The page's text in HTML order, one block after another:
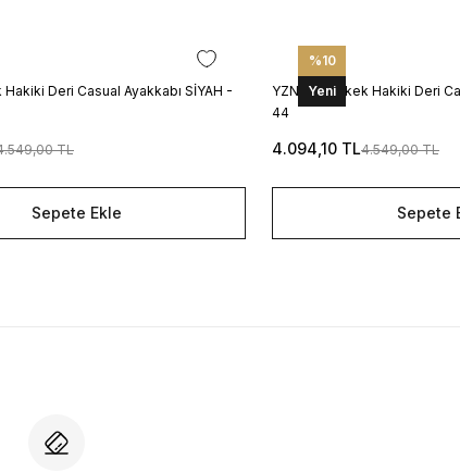
Hakiki Deri Casual Ayakkabı SİYAH -
TL
Sepete Ekle
%10
Yeni
YZN1024 Erkek Hakiki Deri
44
4.094,10 TL4.549,00 TL
Sepete